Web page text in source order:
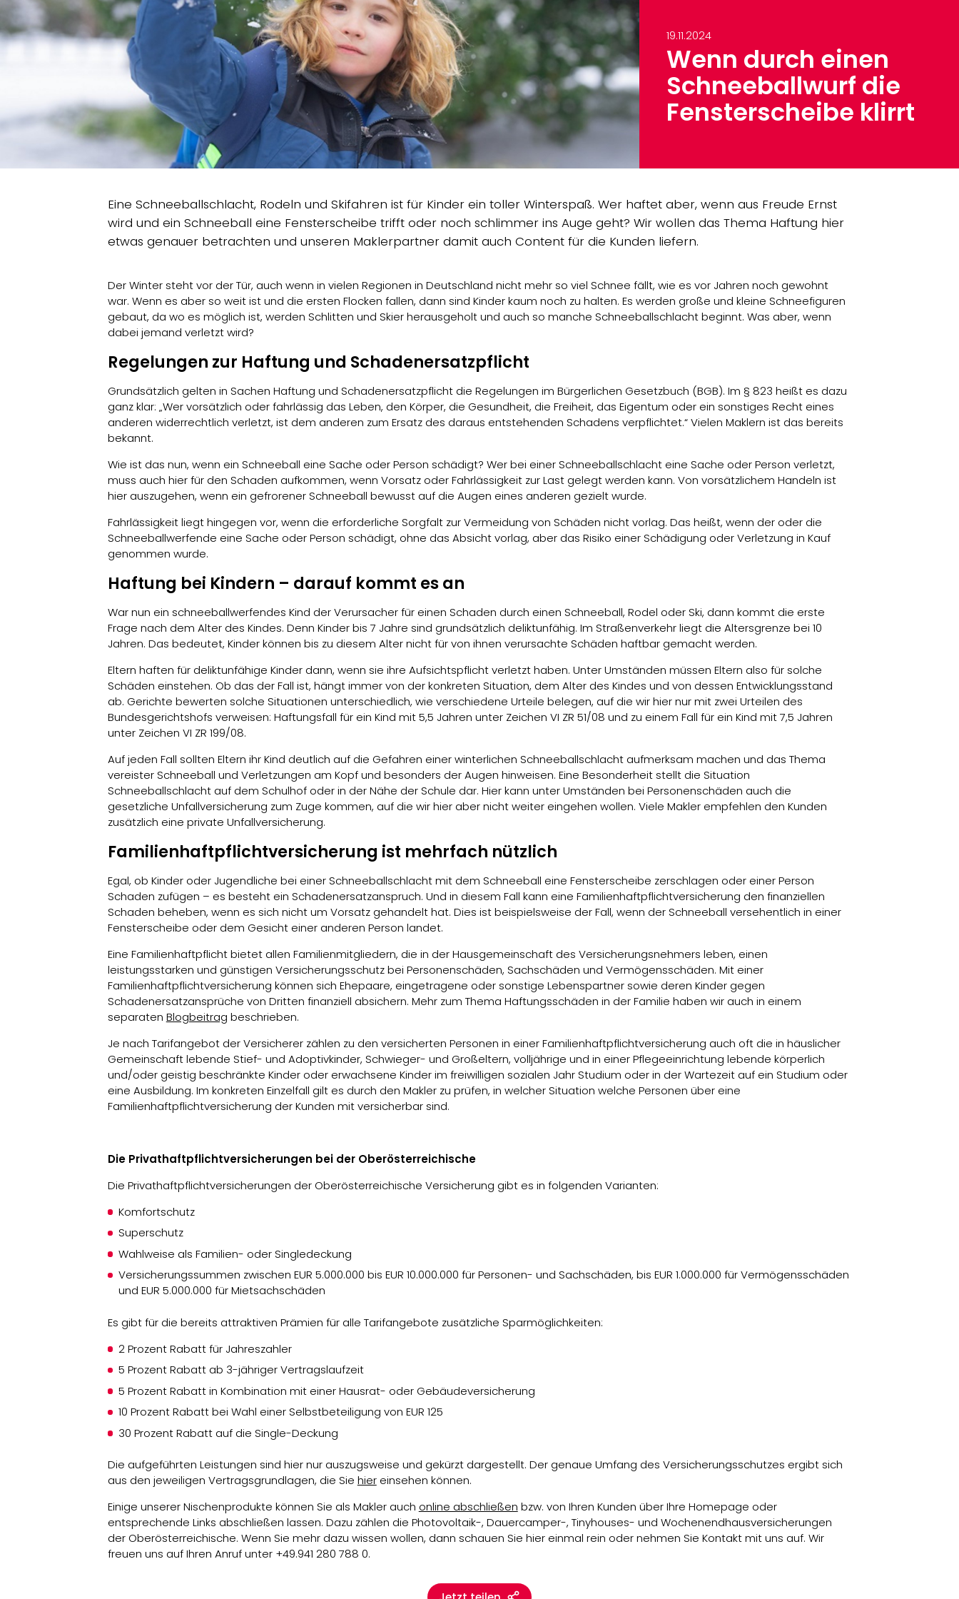
19.11.2024
Wenn durch einen
Schneeballwurf die
Fensterscheibe klirrt
Eine Schneeballschlacht, Rodeln und Skifahren ist für Kinder ein toller Winterspaß. Wer haftet aber, wenn aus Freude Ernst
wird und ein Schneeball eine Fensterscheibe trifft oder noch schlimmer ins Auge geht? Wir wollen das Thema Haftung hier
etwas genauer betrachten und unseren Maklerpartner damit auch Content für die Kunden liefern.
Der Winter steht vor der Tür, auch wenn in vielen Regionen in Deutschland nicht mehr so viel Schnee fällt, wie es vor Jahren noch gewohnt
war. Wenn es aber so weit ist und die ersten Flocken fallen, dann sind Kinder kaum noch zu halten. Es werden große und kleine Schneefiguren
gebaut, da wo es möglich ist, werden Schlitten und Skier herausgeholt und auch so manche Schneeballschlacht beginnt. Was aber, wenn
dabei jemand verletzt wird?
Regelungen zur Haftung und Schadenersatzpflicht
Grundsätzlich gelten in Sachen Haftung und Schadenersatzpflicht die Regelungen im Bürgerlichen Gesetzbuch (BGB). Im § 823 heißt es dazu
ganz klar: „Wer vorsätzlich oder fahrlässig das Leben, den Körper, die Gesundheit, die Freiheit, das Eigentum oder ein sonstiges Recht eines
anderen widerrechtlich verletzt, ist dem anderen zum Ersatz des daraus entstehenden Schadens verpflichtet.“ Vielen Maklern ist das bereits
bekannt.
Wie ist das nun, wenn ein Schneeball eine Sache oder Person schädigt? Wer bei einer Schneeballschlacht eine Sache oder Person verletzt,
muss auch hier für den Schaden aufkommen, wenn Vorsatz oder Fahrlässigkeit zur Last gelegt werden kann. Von vorsätzlichem Handeln ist
hier auszugehen, wenn ein gefrorener Schneeball bewusst auf die Augen eines anderen gezielt wurde.
Fahrlässigkeit liegt hingegen vor, wenn die erforderliche Sorgfalt zur Vermeidung von Schäden nicht vorlag. Das heißt, wenn der oder die
Schneeballwerfende eine Sache oder Person schädigt, ohne das Absicht vorlag, aber das Risiko einer Schädigung oder Verletzung in Kauf
genommen wurde.
Haftung bei Kindern – darauf kommt es an
War nun ein schneeballwerfendes Kind der Verursacher für einen Schaden durch einen Schneeball, Rodel oder Ski, dann kommt die erste
Frage nach dem Alter des Kindes. Denn Kinder bis 7 Jahre sind grundsätzlich deliktunfähig. Im Straßenverkehr liegt die Altersgrenze bei 10
Jahren. Das bedeutet, Kinder können bis zu diesem Alter nicht für von ihnen verursachte Schäden haftbar gemacht werden.
Eltern haften für deliktunfähige Kinder dann, wenn sie ihre Aufsichtspflicht verletzt haben. Unter Umständen müssen Eltern also für solche
Schäden einstehen. Ob das der Fall ist, hängt immer von der konkreten Situation, dem Alter des Kindes und von dessen Entwicklungsstand
ab. Gerichte bewerten solche Situationen unterschiedlich, wie verschiedene Urteile belegen, auf die wir hier nur mit zwei Urteilen des
Bundesgerichtshofs verweisen: Haftungsfall für ein Kind mit 5,5 Jahren unter Zeichen VI ZR 51/08 und zu einem Fall für ein Kind mit 7,5 Jahren
unter Zeichen VI ZR 199/08.
Auf jeden Fall sollten Eltern ihr Kind deutlich auf die Gefahren einer winterlichen Schneeballschlacht aufmerksam machen und das Thema
vereister Schneeball und Verletzungen am Kopf und besonders der Augen hinweisen. Eine Besonderheit stellt die Situation
Schneeballschlacht auf dem Schulhof oder in der Nähe der Schule dar. Hier kann unter Umständen bei Personenschäden auch die
gesetzliche Unfallversicherung zum Zuge kommen, auf die wir hier aber nicht weiter eingehen wollen. Viele Makler empfehlen den Kunden
zusätzlich eine private Unfallversicherung.
Familienhaftpflichtversicherung ist mehrfach nützlich
Egal, ob Kinder oder Jugendliche bei einer Schneeballschlacht mit dem Schneeball eine Fensterscheibe zerschlagen oder einer Person
Schaden zufügen – es besteht ein Schadenersatzanspruch. Und in diesem Fall kann eine Familienhaftpflichtversicherung den finanziellen
Schaden beheben, wenn es sich nicht um Vorsatz gehandelt hat. Dies ist beispielsweise der Fall, wenn der Schneeball versehentlich in einer
Fensterscheibe oder dem Gesicht einer anderen Person landet.
Eine Familienhaftpflicht bietet allen Familienmitgliedern, die in der Hausgemeinschaft des Versicherungsnehmers leben, einen
leistungsstarken und günstigen Versicherungsschutz bei Personenschäden, Sachschäden und Vermögensschäden. Mit einer
Familienhaftpflichtversicherung können sich Ehepaare, eingetragene oder sonstige Lebenspartner sowie deren Kinder gegen
Schadenersatzansprüche von Dritten finanziell absichern. Mehr zum Thema Haftungsschäden in der Familie haben wir auch in einem
separaten Blogbeitrag beschrieben.
Je nach Tarifangebot der Versicherer zählen zu den versicherten Personen in einer Familienhaftpflichtversicherung auch oft die in häuslicher
Gemeinschaft lebende Stief- und Adoptivkinder, Schwieger- und Großeltern, volljährige und in einer Pflegeeinrichtung lebende körperlich
und/oder geistig beschränkte Kinder oder erwachsene Kinder im freiwilligen sozialen Jahr Studium oder in der Wartezeit auf ein Studium oder
eine Ausbildung. Im konkreten Einzelfall gilt es durch den Makler zu prüfen, in welcher Situation welche Personen über eine
Familienhaftpflichtversicherung der Kunden mit versicherbar sind.
Die Privathaftpflichtversicherungen bei der Oberösterreichische
Die Privathaftpflichtversicherungen der Oberösterreichische Versicherung gibt es in folgenden Varianten:
Komfortschutz
Superschutz
Wahlweise als Familien- oder Singledeckung
Versicherungssummen zwischen EUR 5.000.000 bis EUR 10.000.000 für Personen- und Sachschäden, bis EUR 1.000.000 für Vermögensschäden
und EUR 5.000.000 für Mietsachschäden
Es gibt für die bereits attraktiven Prämien für alle Tarifangebote zusätzliche Sparmöglichkeiten:
2 Prozent Rabatt für Jahreszahler
5 Prozent Rabatt ab 3-jähriger Vertragslaufzeit
5 Prozent Rabatt in Kombination mit einer Hausrat- oder Gebäudeversicherung
10 Prozent Rabatt bei Wahl einer Selbstbeteiligung von EUR 125
30 Prozent Rabatt auf die Single-Deckung
Die aufgeführten Leistungen sind hier nur auszugsweise und gekürzt dargestellt. Der genaue Umfang des Versicherungsschutzes ergibt sich
aus den jeweiligen Vertragsgrundlagen, die Sie hiereinsehen können.
Einige unserer Nischenprodukte können Sie als Makler auch online abschließen bzw. von Ihren Kunden über Ihre Homepage oder
entsprechende Links abschließen lassen. Dazu zählen die Photovoltaik-, Dauercamper-, Tinyhouses- und Wochenendhausversicherungen
der Oberösterreichische. Wenn Sie mehr dazu wissen wollen, dann schauen Sie hier einmal rein oder nehmen Sie Kontakt mit uns auf. Wir
freuen uns auf Ihren Anruf unter +49.941 280 788 0.